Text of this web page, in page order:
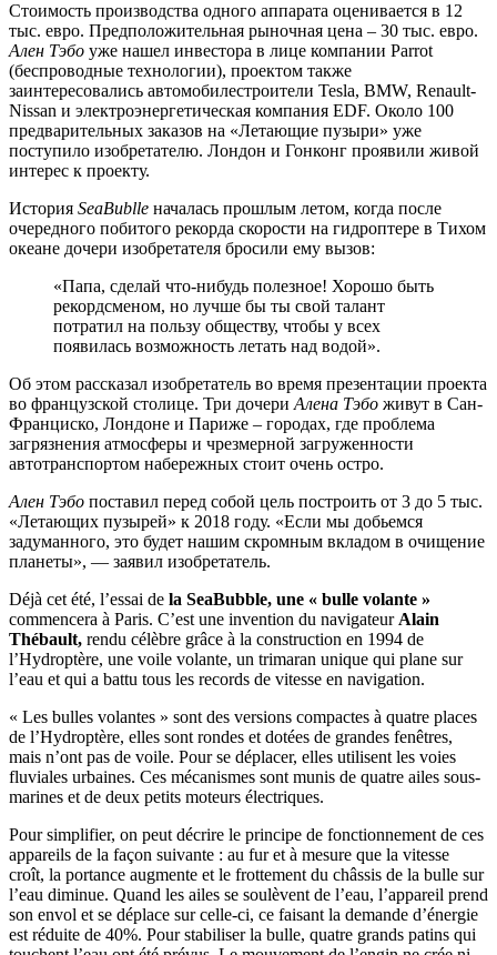
Стоимость производства одного аппарата оценивается в 12
тыс. евро. Предположительная рыночная цена – 30 тыс. евро.
Ален Тэбо уже нашел инвестора в лице компании Parrot
(беспроводные технологии), проектом также
заинтересовались автомобилестроители Tesla, BMW, Renault-
Nissan и электроэнергетическая компания EDF. Около 100
предварительных заказов на «Летающие пузыри» уже
поступило изобретателю. Лондон и Гонконг проявили живой
интерес к проекту.
История SeaBublle началась прошлым летом, когда после
очередного побитого рекорда скорости на гидроптере в Тихом
океане дочери изобретателя бросили ему вызов:
«Папа, сделай что-нибудь полезное! Хорошо быть
рекордсменом, но лучше бы ты свой талант
потратил на пользу обществу, чтобы у всех
появилась возможность летать над водой».
Об этом рассказал изобретатель во время презентации проекта
во французской столице. Три дочери Алена Тэбо живут в Сан-
Франциско, Лондоне и Париже – городах, где проблема
загрязнения атмосферы и чрезмерной загруженности
автотранспортом набережных стоит очень остро.
Ален Тэбо поставил перед собой цель построить от 3 до 5 тыс.
«Летающих пузырей» к 2018 году. «Если мы добьемся
задуманного, это будет нашим скромным вкладом в очищение
планеты», — заявил изобретатель.
Déjà cet été, l’essai de la SeaBubble, une « bulle volante »
commencera à Paris. C’est une invention du navigateur Alain
Thébault, rendu célèbre grâce à la construction en 1994 de
l’Hydroptère, une voile volante, un trimaran unique qui plane sur
l’eau et qui a battu tous les records de vitesse en navigation.
« Les bulles volantes » sont des versions compactes à quatre places
de l’Hydroptère, elles sont rondes et dotées de grandes fenêtres,
mais n’ont pas de voile. Pour se déplacer, elles utilisent les voies
fluviales urbaines. Ces mécanismes sont munis de quatre ailes sous-
marines et de deux petits moteurs électriques.
Pour simplifier, on peut décrire le principe de fonctionnement de ces
appareils de la façon suivante : au fur et à mesure que la vitesse
croît, la portance augmente et le frottement du châssis de la bulle sur
l’eau diminue. Quand les ailes se soulèvent de l’eau, l’appareil prend
son envol et se déplace sur celle-ci, ce faisant la demande d’énergie
est réduite de 40%. Pour stabiliser la bulle, quatre grands patins qui